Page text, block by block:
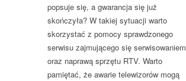
popsuje się, a gwarancja się już
skończyła? W takiej sytuacji warto
skorzystać z pomocy sprawdzonego
serwisu zajmującego się serwisowaniem
oraz naprawą sprzętu RTV. Warto
pamiętać, że awarie telewizorów mogą